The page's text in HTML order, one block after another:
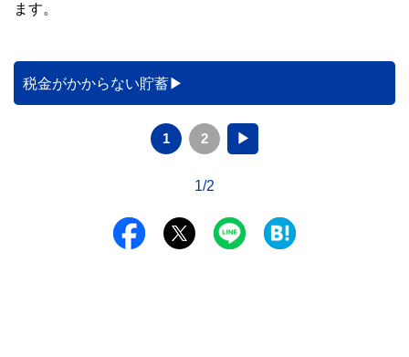
ます。
税金がかからない貯蓄
1 2 ▶
1/2